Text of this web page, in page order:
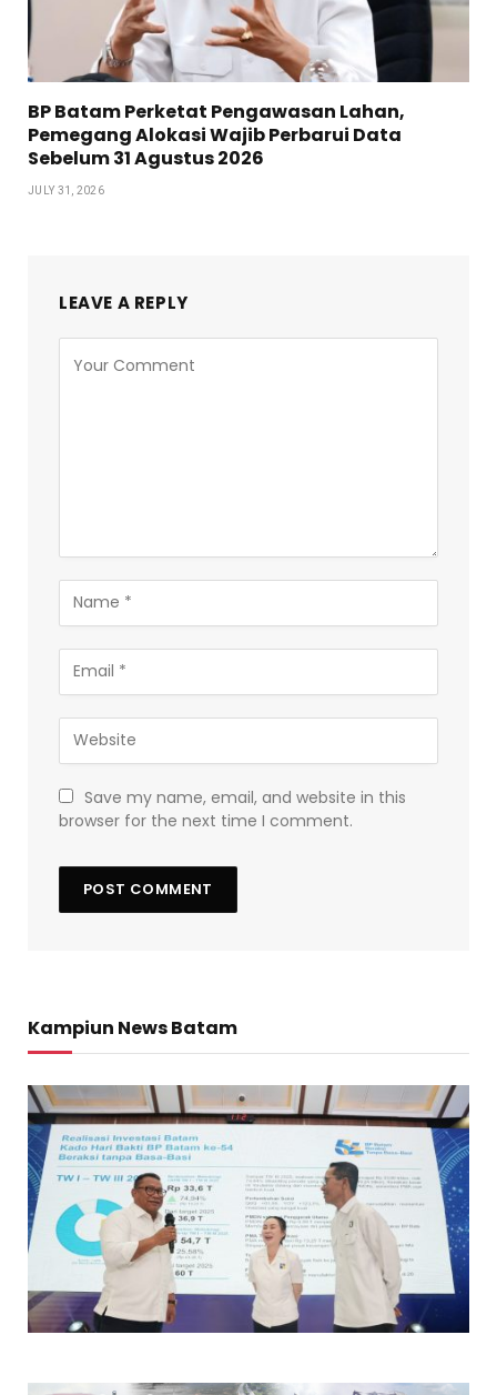
BP Batam Perketat Pengawasan Lahan,
Pemegang Alokasi Wajib Perbarui Data
Sebelum 31 Agustus 2026
JULY 31, 2026
LEAVE A REPLY
Save my name, email, and website in this
browser for the next time I comment.
Kampiun News Batam